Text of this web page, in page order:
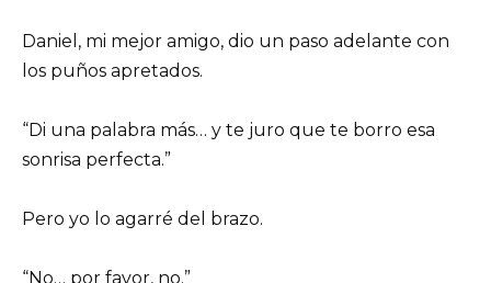
Daniel, mi mejor amigo, dio un paso adelante con
los puños apretados.
“Di una palabra más… y te juro que te borro esa
sonrisa perfecta.”
Pero yo lo agarré del brazo.
“No… por favor, no.”